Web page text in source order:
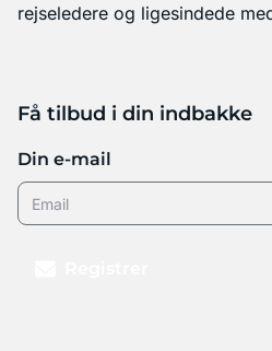
rejseledere og ligesindede
Få tilbud i din indbakke
Din e-mail